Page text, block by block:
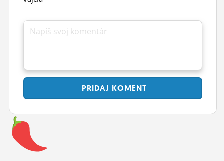
Napíš svoj komentár
PRIDAJ KOMENT